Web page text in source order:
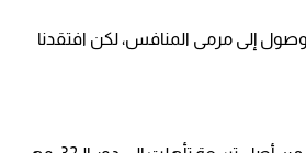
إلى مرمى المنافس، لكن افتقدنا